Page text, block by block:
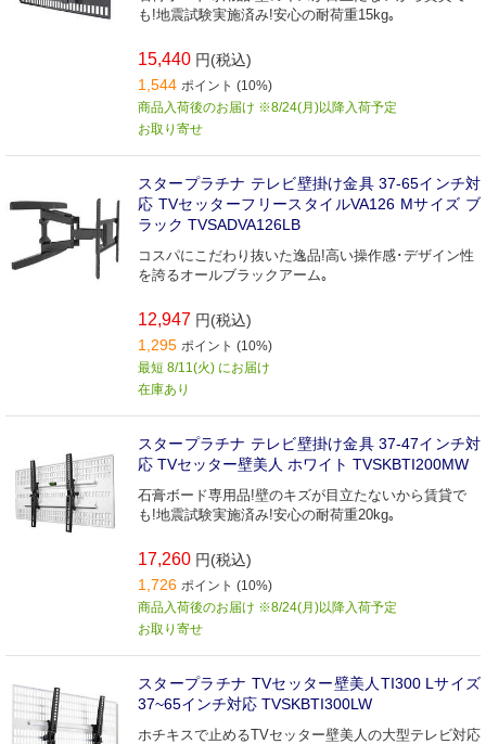
も!地震試験実施済み!安心の耐荷重15kg｡
15,440 円(税込)
1,544 ポイント (10%)
商品入荷後のお届け ※8/24(月)以降入荷予定
お取り寄せ
スタープラチナ テレビ壁掛け金具 37-65インチ対
応 TVセッターフリースタイルVA126 Mサイズ ブ
ラック TVSADVA126LB
コスパにこだわり抜いた逸品!高い操作感･デザイン性
を誇るオールブラックアーム｡
12,947 円(税込)
1,295 ポイント (10%)
最短 8/11(火) にお届け
在庫あり
スタープラチナ テレビ壁掛け金具 37-47インチ対
応 TVセッター壁美人 ホワイト TVSKBTI200MW
石膏ボード専用品!壁のキズが目立たないから賃貸で
も!地震試験実施済み!安心の耐荷重20kg｡
17,260 円(税込)
1,726 ポイント (10%)
商品入荷後のお届け ※8/24(月)以降入荷予定
お取り寄せ
スタープラチナ TVセッター壁美人TI300 Lサイズ
37~65インチ対応 TVSKBTI300LW
ホチキスで止めるTVセッター壁美人の大型テレビ対応